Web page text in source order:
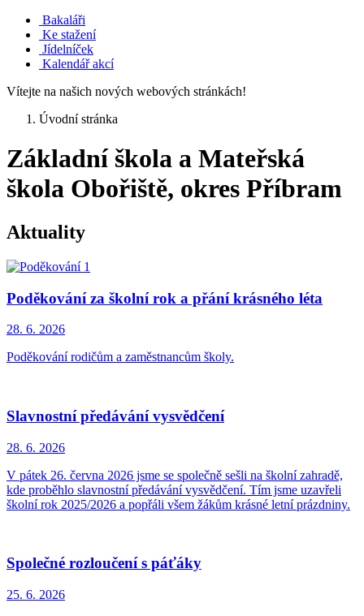
Bakaláři
Ke stažení
Jídelníček
Kalendář akcí
Vítejte na našich nových webových stránkách!
Úvodní stránka
Základní škola a Mateřská
škola Obořiště, okres Příbram
Aktuality
Poděkování za školní rok a přání krásného léta
28. 6. 2026
Poděkování rodičům a zaměstnancům školy.
Slavnostní předávání vysvědčení
28. 6. 2026
V pátek 26. června 2026 jsme se společně sešli na školní zahradě,
kde proběhlo slavnostní předávání vysvědčení. Tím jsme uzavřeli
školní rok 2025/2026 a popřáli všem žákům krásné letní prázdniny.
Společné rozloučení s páťáky
25. 6. 2026